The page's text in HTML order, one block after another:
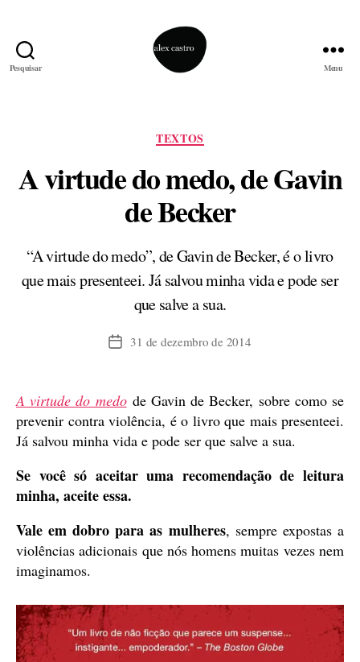
Pesquisar Menu
Categorias
TEXTOS
A virtude do medo, de Gavin
de Becker
“A virtude do medo”, de Gavin de Becker, é o livro
que mais presenteei. Já salvou minha vida e pode ser
que salve a sua.
Data31 de dezembro de 2014
A virtude do medode Gavin de Becker, sobre como se
prevenir contra violência, é o livro que mais presenteei.
Já salvou minha vida e pode ser que salve a sua.
Se você só aceitar uma recomendação de leitura
minha, aceite essa.
Vale em dobro para as mulheres, sempre expostas a
violências adicionais que nós homens muitas vezes nem
imaginamos.